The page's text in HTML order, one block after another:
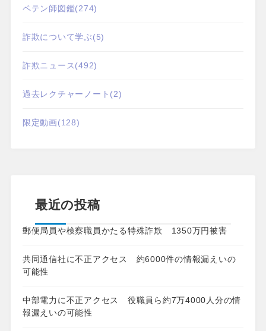
ペテン師図鑑(274)
詐欺について学ぶ(5)
詐欺ニュース(492)
過去レクチャーノート (2)
限定動画(128)
最近の投稿
郵便局員や検察職員かたる特殊詐欺 1350万円被害
共同通信社に不正アクセス 約6000件の情報漏えいの
可能性
中部電力に不正アクセス 役職員ら約7万4000人分の情
報漏えいの可能性